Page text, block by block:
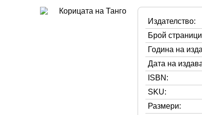
Издателство:
Брой
Година на
Дата на
ISBN:
SKU:
Размери: